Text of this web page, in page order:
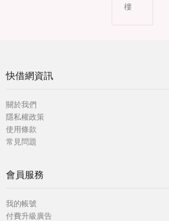
樓
快借網資訊
關於我們
隱私權政策
使用條款
常見問題
會員服務
我的帳號
付費升級廣告